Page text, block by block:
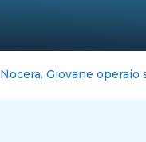
Vanni Avallone: Radio